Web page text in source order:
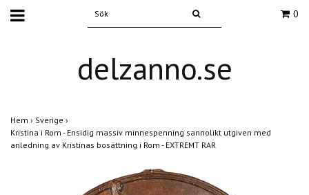
0
delzanno.se
Hem › Sverige ›
Kristina i Rom - Ensidig massiv minnespenning sannolikt utgiven med
anledning av Kristinas bosättning i Rom - EXTREMT RAR